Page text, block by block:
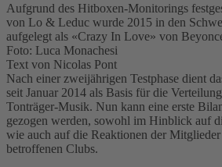
Aufgrund des Hitboxen-Monitorings
von Lo & Leduc wurde 2015 in den
aufgelegt als «Crazy In Love» von
Foto: Luca Monachesi
Text von Nicolas Pont
Nach einer zweijährigen Testphase dient
seit Januar 2014 als Basis für die
Tonträger-Musik. Nun kann eine erste
gezogen werden, sowohl im Hinblick auf
wie auch auf die Reaktionen der
betroffenen Clubs.